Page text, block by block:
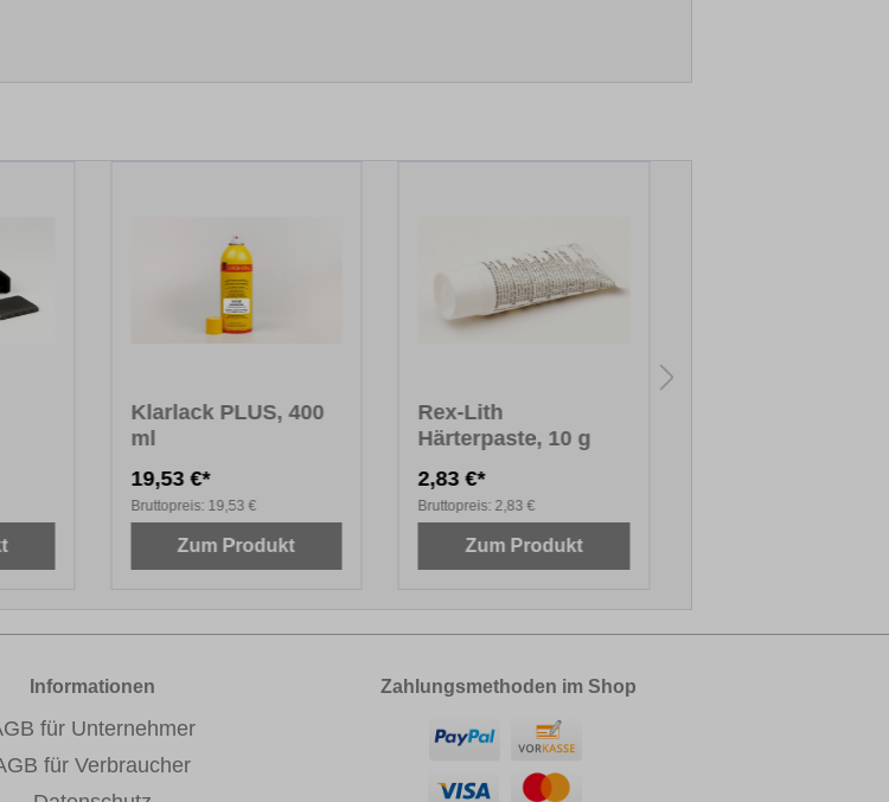
Klarlack PLUS, 400
ml
19,53 €*
Bruttopreis: 19,53 €
Zum Produkt
Rex-Lith
Härterpaste, 10 g
2,83 €*
Bruttopreis: 2,83 €
Zum Produkt
Informationen
für Unternehmer
für Verbraucher
Zahlungsmethoden im Shop